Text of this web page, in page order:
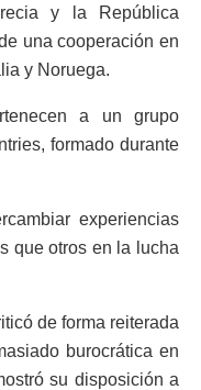
y la República
una cooperación en
y Noruega.
a un grupo
formado durante
experiencias
que otros en la lucha
de forma reiterada
burocrática en
su disposición a